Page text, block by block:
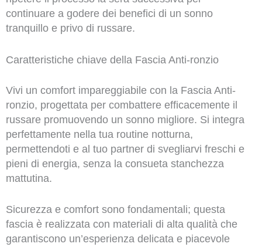
continuare a godere dei benefici di un sonno
tranquillo e privo di russare.
Caratteristiche chiave della Fascia Anti-ronzio
Vivi un comfort impareggiabile con la Fascia Anti-
ronzio, progettata per combattere efficacemente il
russare promuovendo un sonno migliore. Si integra
perfettamente nella tua routine notturna,
permettendoti e al tuo partner di svegliarvi freschi e
pieni di energia, senza la consueta stanchezza
mattutina.
Sicurezza e comfort sono fondamentali; questa
fascia è realizzata con materiali di alta qualità che
garantiscono un’esperienza delicata e piacevole